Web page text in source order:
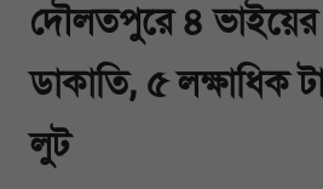
দৌলতপুরে ৪ ভাইয়ের
ডাকাতি, ৫ লক্ষাধিক
লুট